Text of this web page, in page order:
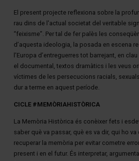
El present projecte reflexiona sobre la
rau dins de l'actual societat del veritable
“feixisme”. Per tal de fer palès les
d’aquesta ideologia, la posada en escena
l’Europa d’entreguerres tot barrejant, en
el documental, textos dramàtics i les veus
víctimes de les persecucions racials,
dur a terme en aquest període.
CICLE #MEMÒRIAHISTÒRICA
La Memòria Històrica és conèixer fets i
saber què va passar, què es va dir, qui ho va
recuperar la memòria per evitar cometre
present i en el futur. És interpretar,